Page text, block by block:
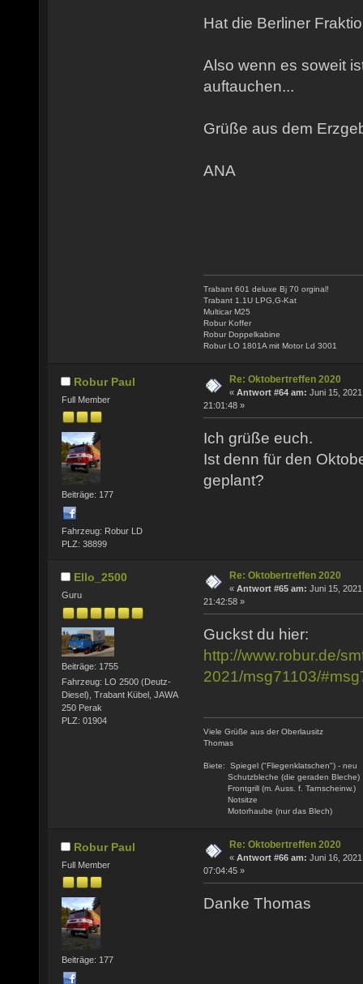
Hat die Berliner
Also wenn es soweit
auftauchen...
Grüße aus dem
ANA
Trabant 601 deluxe Bj 70 orginal!
Trabant 1.1U LPG,G-Kat
Multicar M25
Robur Koffer
Robur Doppelkabine
Robur LO 1801A mit Motor Ld 3001
Robur Paul
Full Member
Beiträge: 177
Fahrzeug: Robur LD
PLZ: 38899
Re: Oktobertreffen 2020
« Antwort #64 am: Juni 15,
21:01:48 »
Ich grüße euch.
Ist denn für den
geplant?
Ello_2500
Guru
Beiträge: 1755
Fahrzeug: LO 2500 (Deutz-
Diesel), Trabant Kübel, JAWA
250 Perak
PLZ: 01904
Re: Oktobertreffen 2020
« Antwort #65 am: Juni 15,
21:42:58 »
Guckst du hier:
http://www.robur.de/
2021/msg71103/
Viele Grüße aus der Oberlausitz
Thomas
Biete: Spiegel ("Fliegenklatschen") - neu
Schutzbleche (die geraden Bleche)
Frontgrill (m. Auss. f. Tarnscheinw.)
Notsitze
Motorhaube (nur das Blech)
Robur Paul
Full Member
Beiträge: 177
Re: Oktobertreffen 2020
« Antwort #66 am: Juni 16,
07:04:45 »
Danke Thomas